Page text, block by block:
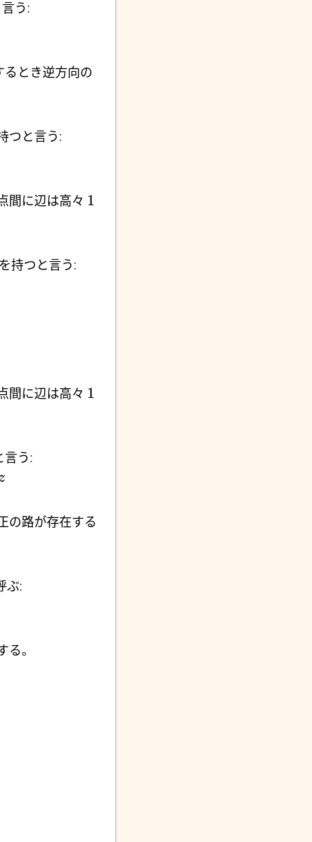
う:
とき逆方向の
つと言う:
間に辺は高々 1
持つと言う:
間に辺は高々 1
う:
の路が存在する
ぶ:
。